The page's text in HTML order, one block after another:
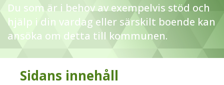
Du som är i behov av exempelvis stöd och
hjälp i din vardag eller särskilt boende kan
ansöka om detta till kommunen.
Sidans innehåll